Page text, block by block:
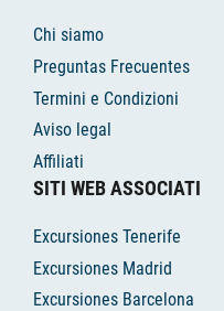
Chi siamo
Preguntas Frecuentes
Termini e Condizioni
Aviso legal
Affiliati
SITI WEB ASSOCIATI
Excursiones Tenerife
Excursiones Madrid
Excursiones Barcelona